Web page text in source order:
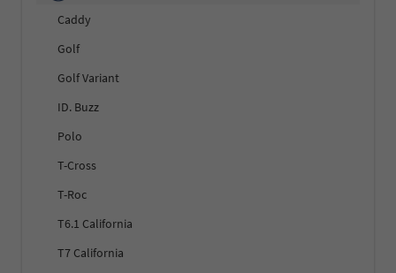
Caddy
Golf
Golf Variant
ID. Buzz
Polo
T-Cross
T-Roc
T6.1 California
T7 California